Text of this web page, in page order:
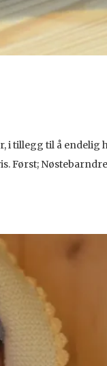
i tillegg til å endelig
Først;